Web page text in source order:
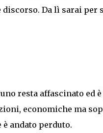
Da lì sarai per
resta affascinato ed
economiche ma
andato perduto.